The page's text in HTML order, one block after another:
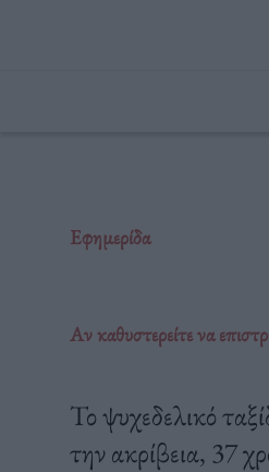
Εφημερίδα
Αν καθυστερείτε να
Το ψυχεδελικό
την ακρίβεια, 37